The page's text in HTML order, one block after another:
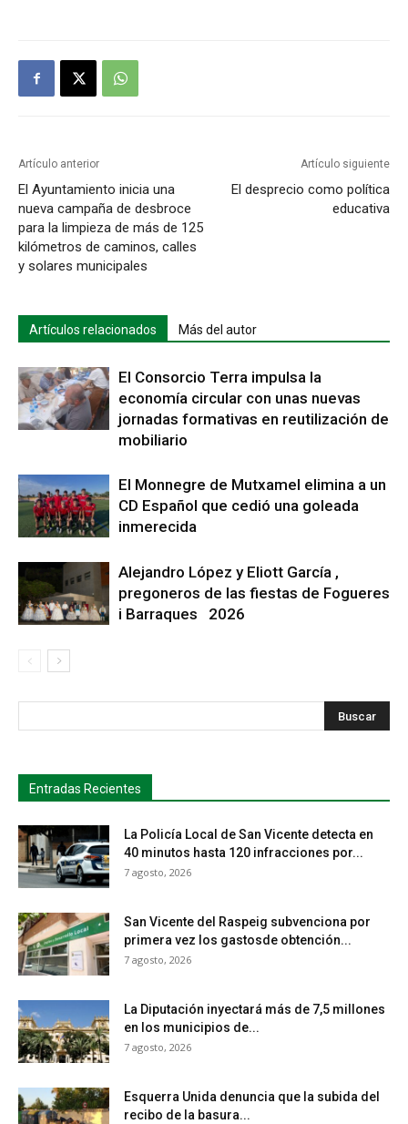
Artículo anterior
El Ayuntamiento inicia una
nueva campaña de desbroce
para la limpieza de más de 125
kilómetros de caminos, calles
y solares municipales
Artículo siguiente
El desprecio como política
educativa
Artículos relacionados Más del autor
El Consorcio Terra impulsa la
economía circular con unas nuevas
jornadas formativas en reutilización de
mobiliario
El Monnegre de Mutxamel elimina a un
CD Español que cedió una goleada
inmerecida
Alejandro López y Eliott García ,
pregoneros de las fiestas de Fogueres
i Barraques 2026
Entradas Recientes
La Policía Local de San Vicente detecta en
40 minutos hasta 120 infracciones por...
7 agosto, 2026
San Vicente del Raspeig subvenciona por
primera vez los gastosde obtención...
7 agosto, 2026
La Diputación inyectará más de 7,5 millones
en los municipios de...
7 agosto, 2026
Esquerra Unida denuncia que la subida del
recibo de la basura...